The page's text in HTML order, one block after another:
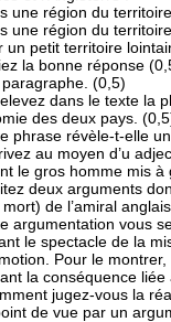
une région du
une région du
un petit territoire
la bonne réponse
(0,5)
dans le texte la
des deux pays.
phrase révèle-t-elle
au moyen d’u
le gros homme mis à
deux arguments
de l’amiral
argumentation vous
le spectacle de la
Pour le
la conséquence liée
jugez-vous la
de vue par un